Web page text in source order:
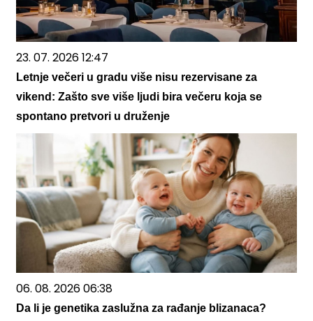
23. 07. 2026 12:47
Letnje večeri u gradu više nisu rezervisane za
vikend: Zašto sve više ljudi bira večeru koja se
spontano pretvori u druženje
06. 08. 2026 06:38
Da li je genetika zaslužna za rađanje blizanaca?